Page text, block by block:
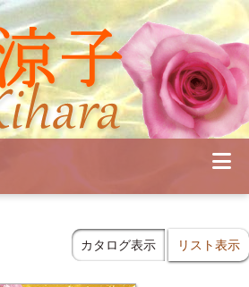
Profile
Concert
Seminar
Diary
Contact カタログ表示 リスト表示